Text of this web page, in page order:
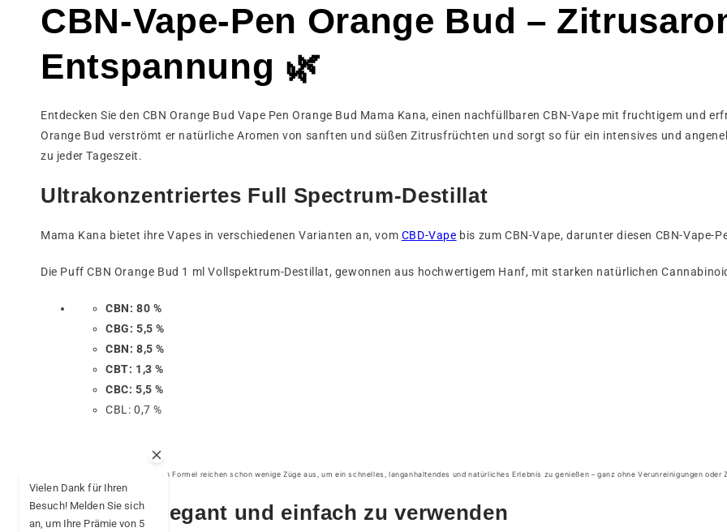
CBN-Vape-Pen Orange Bud –
Entspannung 🌿
Entdecken Sie den CBN Orange Bud Vape Pen Orange Bud Mama Kana, einen nachfüllbaren CBN-Vape mit fruchtigem und
Orange Bud verströmt er natürliche Aromen von sanften und süßen Zitrusfrüchten und sorgt so für ein intensives und
zu jeder Tageszeit.
Ultrakonzentriertes Full Spectrum-Destillat
Mama Kana bietet ihre Vapes in verschiedenen Varianten an, vom CBD-Vape bis zum CBN-Vape, darunter diesen CBN-Vape-
Die Puff CBN Orange Bud 1 ml Vollspektrum-Destillat, gewonnen aus hochwertigem Hanf, mit starken natürlichen
CBN: 80 %
CBG: 5,5 %
CBN: 8,5 %
CBT: 1,3 %
CBC: 5,5 %
CBL: 0,7 %
Dank dieser umfassenden Formel reichen schon wenige Züge aus, um ein schnelles, langanhaltendes und natürliches Erlebnis zu genießen – ganz ohne Verunreinigungen oder
Praktisch, elegant und einfach zu verwenden
Vielen Dank für Ihren
Besuch! Melden Sie sich
an, um Ihre Prämie von 5